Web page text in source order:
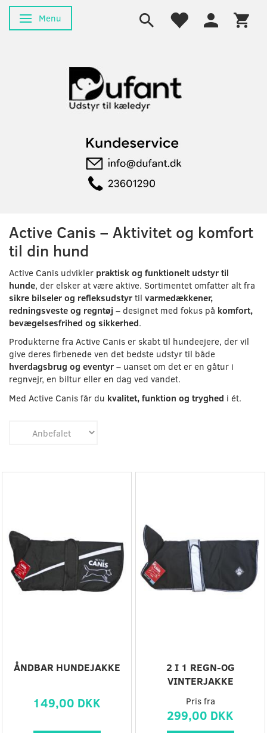
Skifte navigation
Menu
Active Canis – Aktivitet og komfort
til din hund
Active Canis udvikler praktisk og funktionelt udstyr til
hunde, der elsker at være aktive. Sortimentet omfatter alt fra
sikre bilseler og refleksudstyr til varmedækkener,
redningsveste og regntøj – designet med fokus på komfort,
bevægelsesfrihed og sikkerhed.
Produkterne fra Active Canis er skabt til hundeejere, der vil
give deres firbenede ven det bedste udstyr til både
hverdagsbrug og eventyr – uanset om det er en gåtur i
regnvejr, en biltur eller en dag ved vandet.
Med Active Canis får du kvalitet, funktion og tryghed i ét.
ÅNDBAR HUNDEJAKKE
149,00 DKK
2 I 1 REGN-OG
VINTERJAKKE
Pris fra
299,00 DKK